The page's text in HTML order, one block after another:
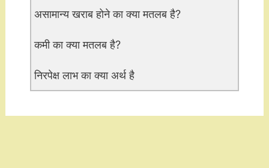
असामान्य खराब होने का क्या मतलब है?
कमी का क्या मतलब है?
निरपेक्ष लाभ का क्या अर्थ है